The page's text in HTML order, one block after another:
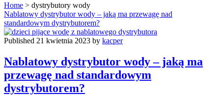
Home > dystrybutory wody
Kategoria:
<span>dystrybutory
wody</span>
Nablatowy dystrybutor wody – jaką ma przewagę nad
standardowym dystrybutorem?
Published 21 kwietnia 2023 by kacper
Nablatowy dystrybutor wody – jaką ma
przewagę nad standardowym
dystrybutorem?